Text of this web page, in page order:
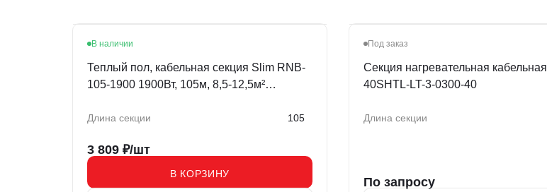
В наличии
Теплый пол, кабельная секция Slim RNB-
105-1900 1900Вт, 105м, 8,5-12,5м²
Длина секции 105
3 809 ₽/шт
В КОРЗИНУ
Под заказ
Секция нагревательная кабельная
40SHTL-LT-3-0300-40
Длина секции
По запросу